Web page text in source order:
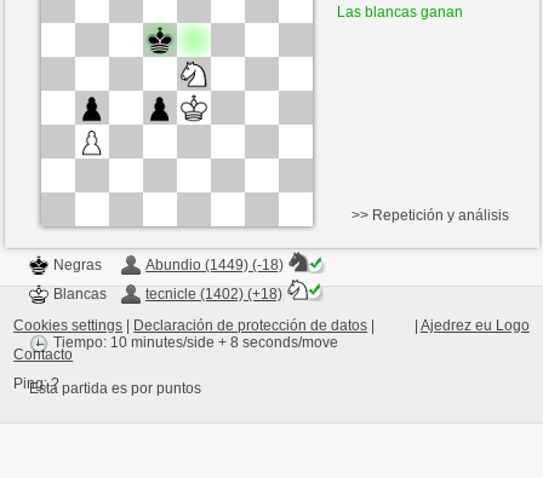
Tiempo: 10 minutes/side + 8 seconds/move
Esta partida es por puntos
Las blancas ganan
Negras
Abundio (1449) (-18)
Blancas
tecnicle (1402) (+18)
Tiempo: 10 minutes/side + 8 seconds/move
Esta partida es por puntos
>> Repetición y análisis
Ajedrez eu Logo
Cookies settings Declaración de protección de datos
Contacto
Ping:?